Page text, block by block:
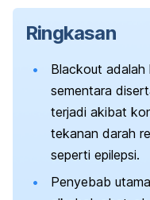
Ringkasan
Blackout adalah
sementara
terjadi akibat
tekanan darah
seperti epilepsi.
Penyebab utama